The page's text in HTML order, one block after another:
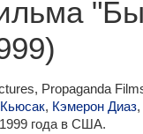
Propaganda
, Кэмерон Диаз,
года в США.